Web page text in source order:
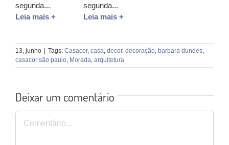
segunda...
Leia mais +
segunda...
Leia mais +
13, junho | Tags: Casacor, casa, decor, decoração, barbara dundes,
casacor são paulo, Morada, arquitetura
Deixar um comentário
Comentário